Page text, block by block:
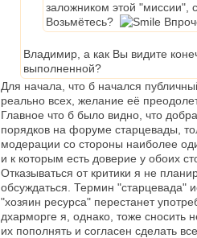
заложником этой "миссии",
Возьмётесь?
Владимир, а как Вы видите
выполненной?
Для начала, что б начался
реально всех, желание её
Главное что б было видно, что
порядков на форуме старцевады,
модерации со стороны наиболее
и к которым есть доверие у обоих
Отказываться от критики я не
обсуждаться. Термин "старцевада"
"хозяин ресурса" перестанет
дхарморге я, однако, тоже сносить
их пополнять и согласен сделать